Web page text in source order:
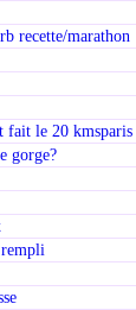
recette/marathon
fait le 20 kmsparis
gorge?